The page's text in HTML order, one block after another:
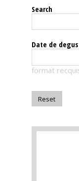
Tasting
reviews
The
magazine
Magazine
Search
Date de
format